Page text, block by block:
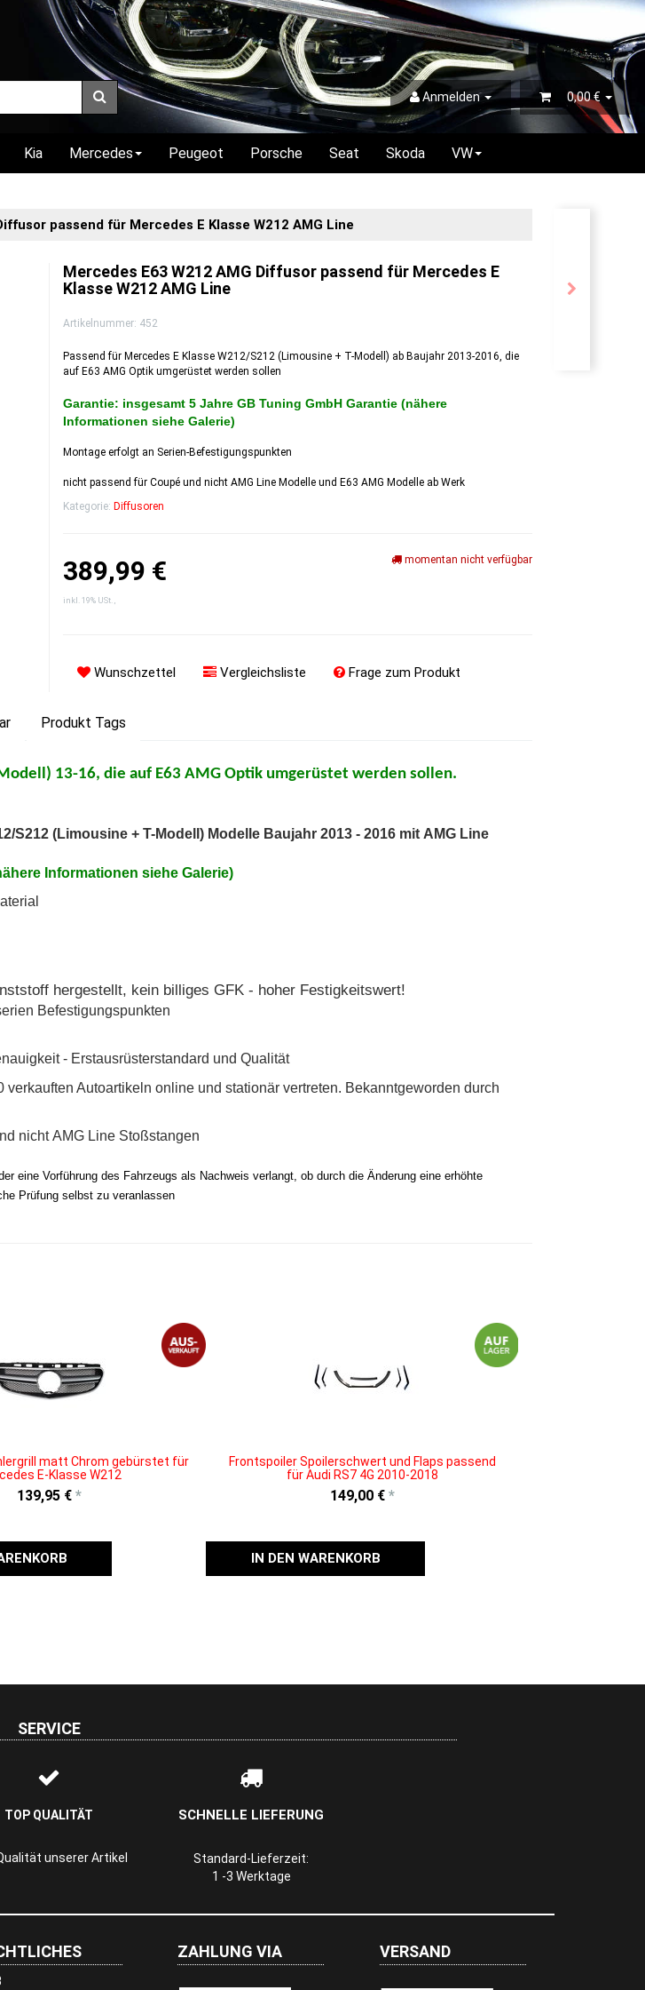
Anmelden 0,00 €
Kia Mercedes Peugeot Porsche Seat Skoda VW
passend für Mercedes E Klasse W212 AMG Line
Mercedes E63 W212 AMG Diffusor passend für Mercedes E
Klasse W212 AMG Line
Artikelnummer: 452
Passend für Mercedes E Klasse W212/S212 (Limousine + T-Modell) ab Baujahr 2013-2016, die
auf E63 AMG Optik umgerüstet werden sollen
Garantie: insgesamt 5 Jahre GB Tuning GmbH Garantie (nähere
Informationen siehe Galerie)
Montage erfolgt an Serien-Befestigungspunkten
nicht passend für Coupé und nicht AMG Line Modelle und E63 AMG Modelle ab Werk
Kategorie: Diffusoren
389,99 €
inkl. 19% USt. ,
momentan nicht verfügbar
Wunschzettel Vergleichsliste Frage zum Produkt
Produkt Tags
13-16, die auf E63 AMG Optik umgerüstet werden sollen.
S212 (Limousine + T-Modell) Modelle Baujahr 2013 - 2016 mit AMG Line
Informationen siehe Galerie)
hergestellt, kein billiges GFK - hoher Festigkeitswert!
Befestigungspunkten
- Erstausrüsterstandard und Qualität
verkauften Autoartikeln online und stationär vertreten. Bekanntgeworden durch
nicht AMG Line Stoßstangen
eine Vorführung des Fahrzeugs als Nachweis verlangt, ob durch die Änderung eine erhöhte
Prüfung selbst zu veranlassen
matt Chrom gebürstet für
E-Klasse W212
139,95 € *
Frontspoiler Spoilerschwert und Flaps passend
für Audi RS7 4G 2010-2018
149,00 € *
IN DEN WARENKORB
SERVICE
TOP QUALITÄT
unserer Artikel
SCHNELLE LIEFERUNG
Standard-Lieferzeit:
1 -3 Werktage
ZAHLUNG VIA VERSAND